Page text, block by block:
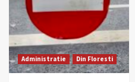
Administratie Din Floresti